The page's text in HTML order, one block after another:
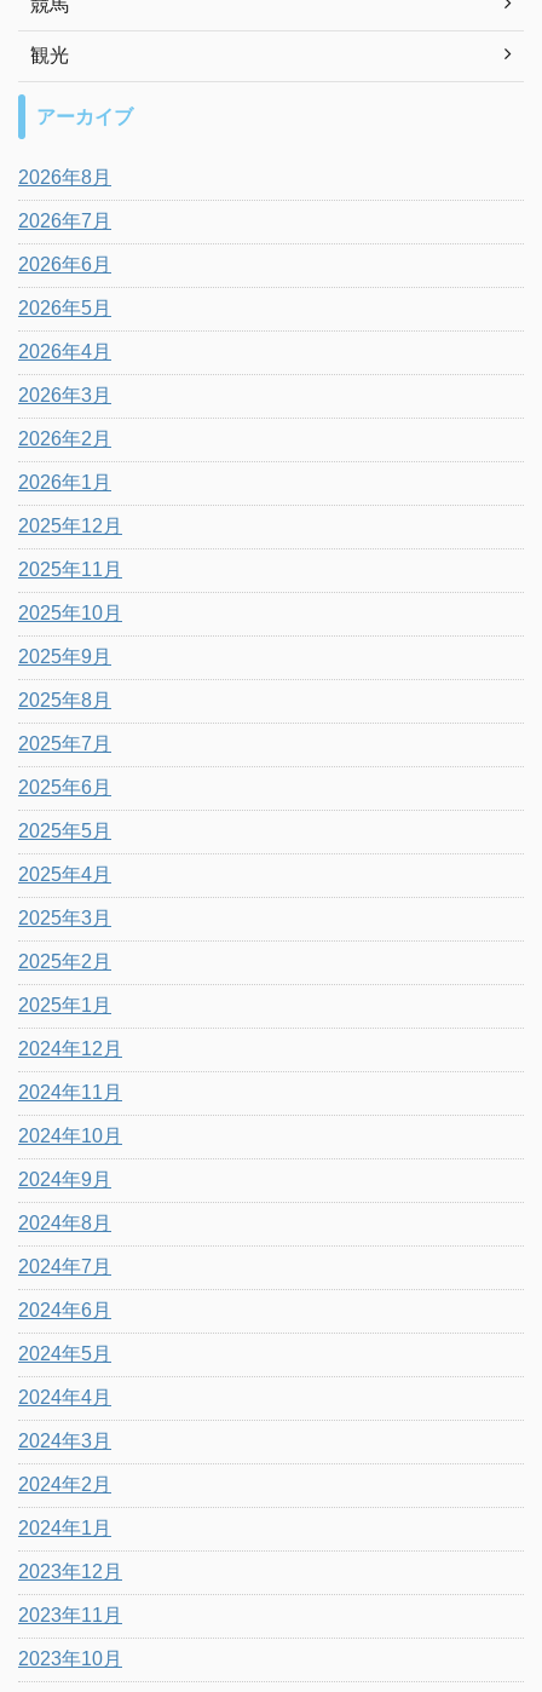
競馬
観光
アーカイブ
2026年8月
2026年7月
2026年6月
2026年5月
2026年4月
2026年3月
2026年2月
2026年1月
2025年12月
2025年11月
2025年10月
2025年9月
2025年8月
2025年7月
2025年6月
2025年5月
2025年4月
2025年3月
2025年2月
2025年1月
2024年12月
2024年11月
2024年10月
2024年9月
2024年8月
2024年7月
2024年6月
2024年5月
2024年4月
2024年3月
2024年2月
2024年1月
2023年12月
2023年11月
2023年10月